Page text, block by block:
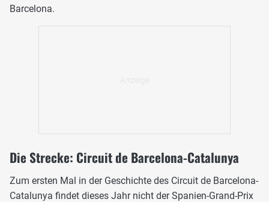
Barcelona.
Die Strecke: Circuit de Barcelona-Catalunya
Zum ersten Mal in der Geschichte des Circuit de Barcelona-
Catalunya findet dieses Jahr nicht der Spanien-Grand-Prix